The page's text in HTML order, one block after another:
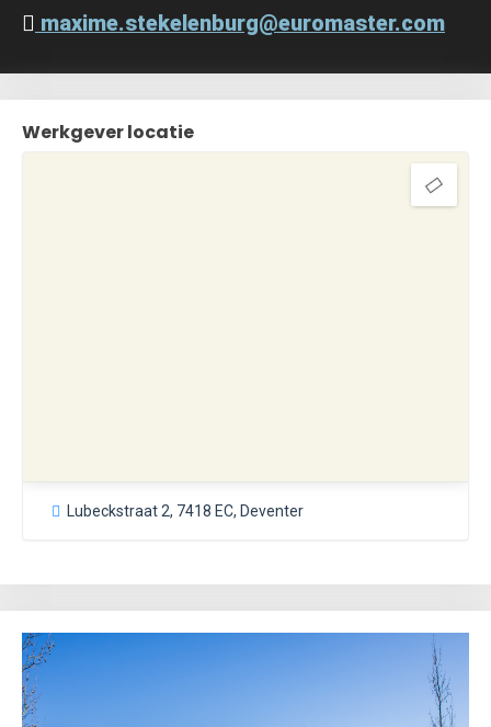
maxime.stekelenburg@euromaster.com
Werkgever locatie
Lubeckstraat 2, 7418 EC, Deventer